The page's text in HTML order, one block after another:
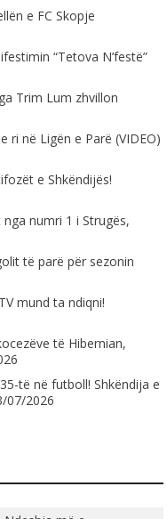
e FC Skopje
“Tetova N’festë”
Trim Lum zhvillon
ri në Ligën e Parë (VIDEO)
e Shkëndijës!
numri 1 i Strugës,
të parë për sezonin
mund ta ndiqni!
të Hibernian,
të në futboll! Shkëndija e
07/2026